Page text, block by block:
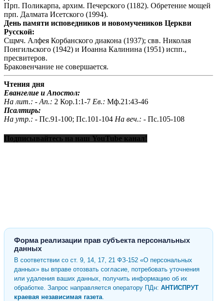
Прп. Поликарпа, архим. Печерского (1182). Обретение мощей
прп. Далмата Исетского (1994).
День памяти исповедников и новомучеников Церкви
Русской:
Сщмч. Алфея Корбанского диакона (1937); свв. Николая
Понгильского (1942) и Иоанна Калинина (1951) испп.,
пресвитеров.
Браковенчание не совершается.
Чтения дня
Евангелие и Апостол:
На лит.: - Ап.: 2 Кор.1:1-7 Ев.: Мф.21:43-46
Псалтирь:
На утр.: - Пс.91-100; Пс.101-104 На веч.: - Пс.105-108
Подписывайтесь на наш YouTube канал!
Форма реализации прав субъекта персональных
данных
В соответствии со ст. 9, 14, 17, 21 ФЗ-152 «О персональных
данных» вы вправе отозвать согласие, потребовать уточнения
или удаления ваших данных, получить информацию об их
обработке. Запрос направляется оператору ПДн: АНТИСПРУТ
краевая независимая газета